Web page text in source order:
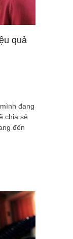
quả
đang
chia sẻ
đến